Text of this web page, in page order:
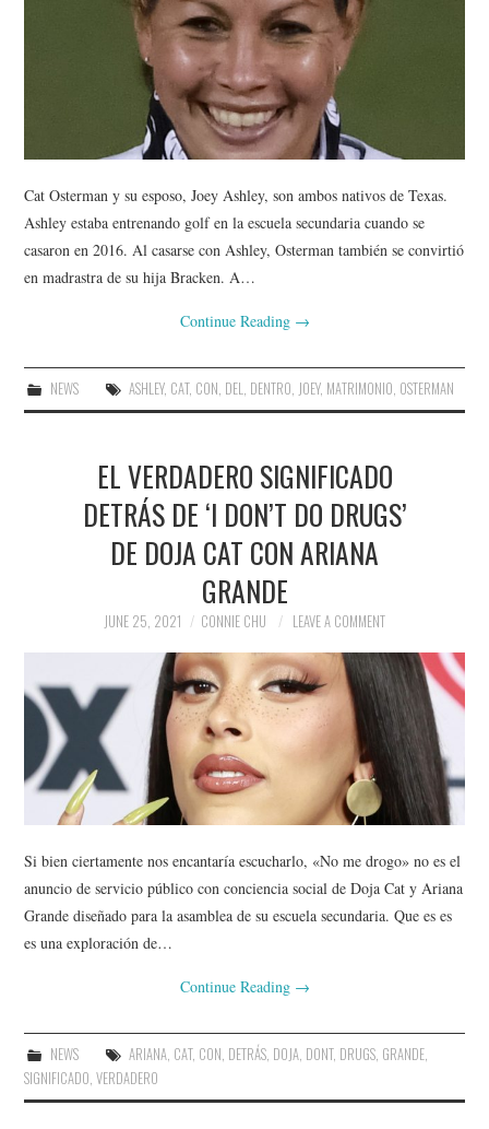
Cat Osterman y su esposo, Joey Ashley, son ambos nativos de Texas.
Ashley estaba entrenando golf en la escuela secundaria cuando se
casaron en 2016. Al casarse con Ashley, Osterman también se convirtió
en madrastra de su hija Bracken. A…
Continue Reading →
NEWS ASHLEY, CAT, CON, DEL, DENTRO, JOEY, MATRIMONIO, OSTERMAN
EL VERDADERO SIGNIFICADO
DETRÁS DE ‘I DON’T DO DRUGS’
DE DOJA CAT CON ARIANA
GRANDE
JUNE 25, 2021 CONNIE CHU LEAVE A COMMENT
Si bien ciertamente nos encantaría escucharlo, «No me drogo» no es el
anuncio de servicio público con conciencia social de Doja Cat y Ariana
Grande diseñado para la asamblea de su escuela secundaria. Que es es
es una exploración de…
Continue Reading →
NEWS ARIANA, CAT, CON, DETRÁS, DOJA, DONT, DRUGS, GRANDE,
SIGNIFICADO,VERDADERO